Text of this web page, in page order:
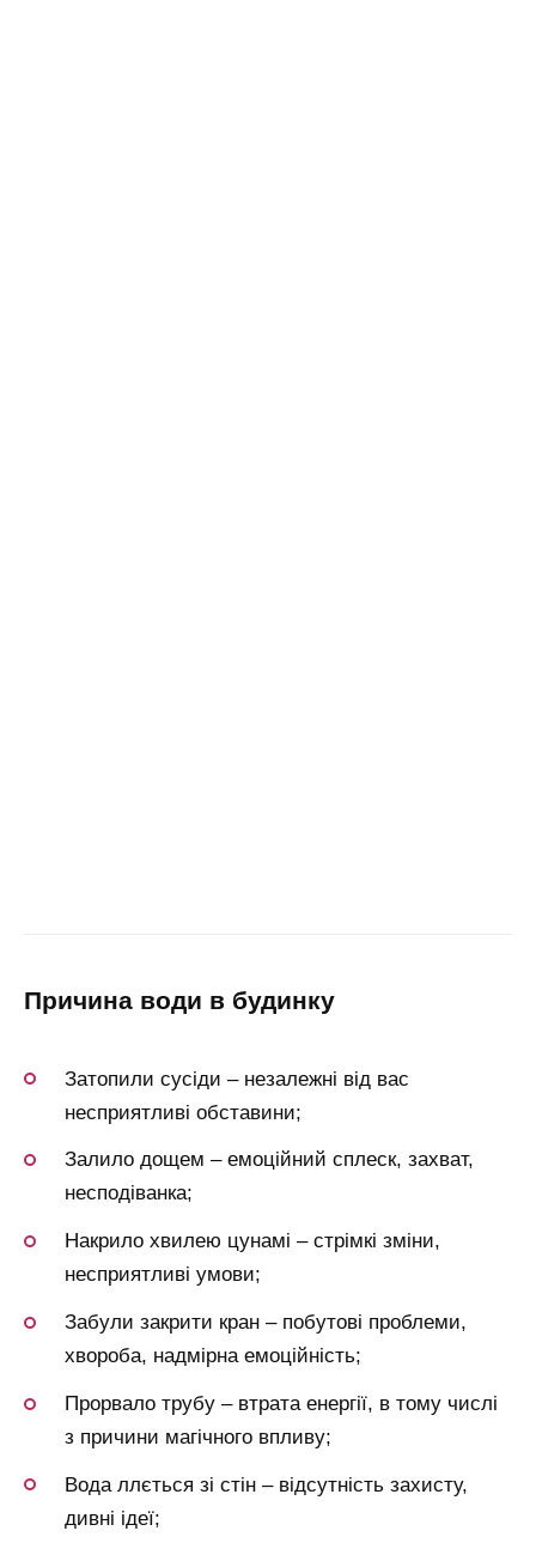
причина води в будинку
Затопили сусіди – незалежні від вас
несприятливі обставини;
Залило дощем – емоційний сплеск, захват,
несподіванка;
Накрило хвилею цунамі – стрімкі зміни,
несприятливі умови;
Забули закрити кран – побутові проблеми,
хвороба, надмірна емоційність;
Прорвало трубу – втрата енергії, в тому числі
з причини магічного впливу;
Вода ллється зі стін – відсутність захисту,
дивні ідеї;